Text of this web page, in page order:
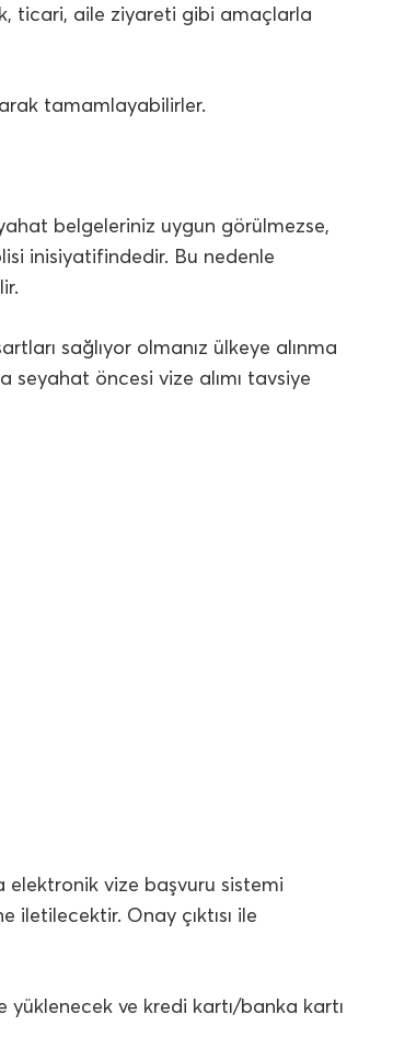
ticari, aile ziyareti gibi amaçlarla
tamamlayabilirler.
belgeleriniz uygun görülmezse,
inisiyatifindedir. Bu nedenle
sağlıyor olmanız ülkeye alınma
seyahat öncesi vize alımı tavsiye
elektronik vize başvuru sistemi
Onay çıktısı ile
ve kredi kartı/banka kartı